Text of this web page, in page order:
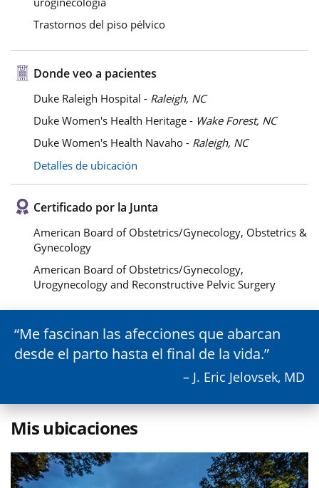
Trastornos del piso pélvico
Donde veo a pacientes
Duke Raleigh Hospital - Raleigh, NC
Duke Women's Health Heritage - Wake Forest, NC
Duke Women's Health Navaho - Raleigh, NC
Detalles de ubicación
Certificado por la Junta
American Board of Obstetrics/Gynecology, Obstetrics &
Gynecology
American Board of Obstetrics/Gynecology,
Urogynecology and Reconstructive Pelvic Surgery
Me fascinan las afecciones que abarcan
desde el parto hasta el final de la vida.
– J. Eric Jelovsek, MD
Mis ubicaciones